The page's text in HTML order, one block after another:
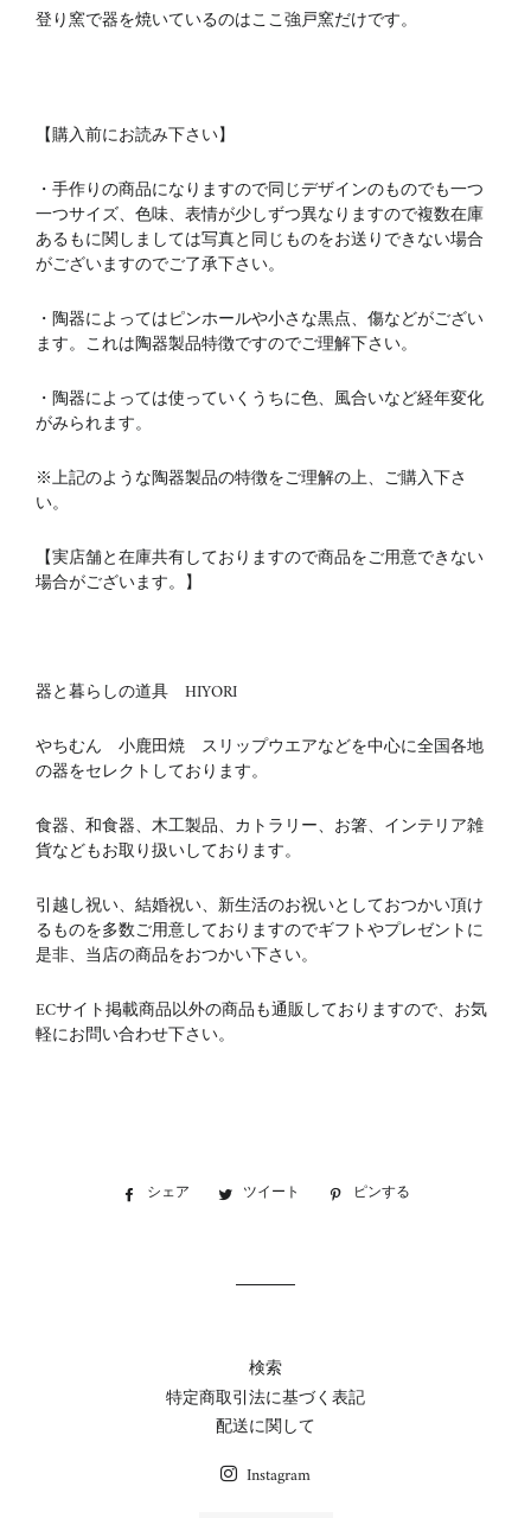
登り窯で器を焼いているのはここ強戸窯だけです。
【購入前にお読み下さい】
・手作りの商品になりますので同じデザインのものでも一つ
一つサイズ、色味、表情が少しずつ異なりますので複数在庫
あるもに関しましては写真と同じものをお送りできない場合
がございますのでご了承下さい。
・陶器によってはピンホールや小さな黒点、傷などがござい
ます。これは陶器製品特徴ですのでご理解下さい。
・陶器によっては使っていくうちに色、風合いなど経年変化
がみられます。
※上記のような陶器製品の特徴をご理解の上、ご購入下さ
い。
【実店舗と在庫共有しておりますので商品をご用意できない
場合がございます。】
器と暮らしの道具 HIYORI
やちむん 小鹿田焼 スリップウエアなどを中心に全国各地
の器をセレクトしております。
食器、和食器、木工製品、カトラリー、お箸、インテリア雑
貨などもお取り扱いしております。
引越し祝い、結婚祝い、新生活のお祝いとしておつかい頂け
るものを多数ご用意しておりますのでギフトやプレゼントに
是非、当店の商品をおつかい下さい。
ECサイト掲載商品以外の商品も通販しておりますので、お気
軽にお問い合わせ下さい。
シェア
Facebookツイート
Twitter ピンする
検索
特定商取引法に基づく表記
配送に関して
Instagram